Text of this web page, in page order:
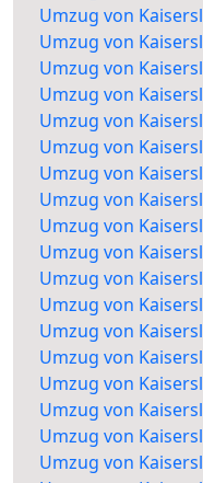
Umzug von
Umzug von
Umzug von
Umzug von
Umzug von
Umzug von
Umzug von
Umzug von
Umzug von
Umzug von
Umzug von
Umzug von
Umzug von
Umzug von
Umzug von
Umzug von
Umzug von
Umzug von